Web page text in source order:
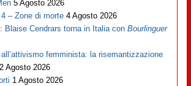
5 Agosto 2026
– Zone di morte 4 Agosto 2026
Blaise Cendrars torna in Italia conBourlinguer
femminista: la risemantizzazione
2 Agosto 2026
1 Agosto 2026